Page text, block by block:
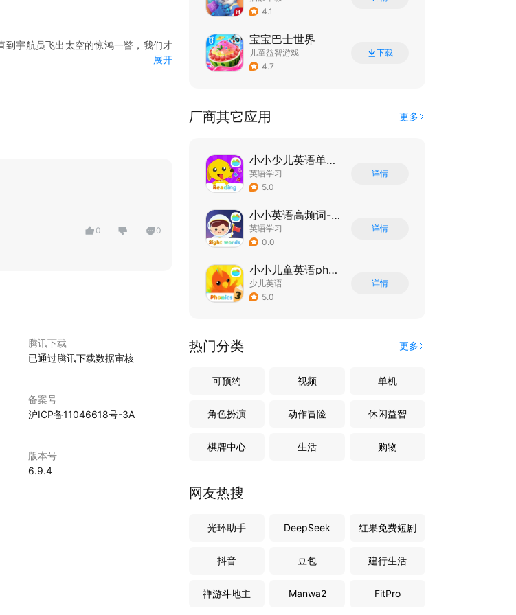
到宇航员飞出太空的惊鸿一瞥，我们才
，另一头连着文化与视野。它也不仅
的价值观、思维方式、文化视野和审
曾国藩说：“结硬寨，打呆仗”。世界上
你洞察了；你洞察了，不等于你能分
代的孤立游戏，而且是一个牵涉甚广
球权威通行的ESL体系，并整合华东师
等各学科专业理念，结合移动互联网
文化全球视野，做世界公民。
被外部的困难所阻断，也不被内心的
展开
0 0
腾讯下载
已通过腾讯下载数据审核
备案号
沪ICP备11046618号-3A
版本号
6.9.4
4.1
宝宝巴士世界
儿童益智游戏
4.7
下载
厂商其它应用 更多
小小少儿英语单词和阅读
英语学习
5.0
详情
小小英语高频词-sight words
英语学习
0.0
详情
小小儿童英语phonics
少儿英语
5.0
详情
热门分类 更多
可预约 视频 单机
角色扮演 动作冒险 休闲益智
棋牌中心 生活 购物
网友热搜
光环助手 DeepSeek 红果免费短剧
抖音 豆包 建行生活
禅游斗地主 Manwa2 FitPro